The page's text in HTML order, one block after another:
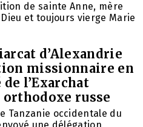
de sainte Anne, mère
et toujours vierge Marie
d’Alexandrie
missionnaire en
l’Exarchat
russe
Tanzanie occidentale du